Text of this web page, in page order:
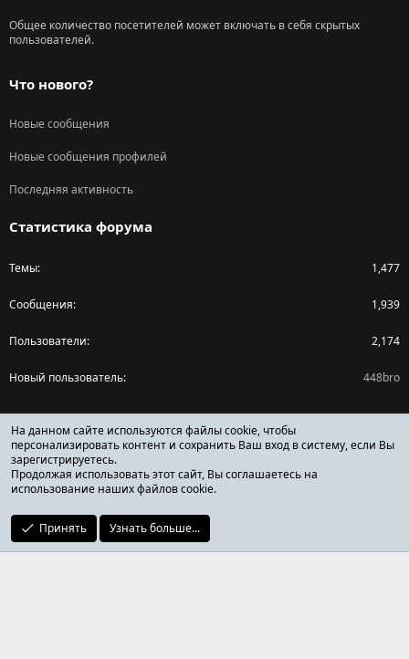
Общее количество посетителей может включать в себя скрытых
пользователей.
Что нового?
Новые сообщения
Новые сообщения профилей
Последняя активность
Статистика форума
Темы 1,477
Сообщения 1,939
Пользователи 2,174
Новый пользователь 448bro
Поделиться страницей
Facebook
X (Twitter)
Reddit
ОТЗЫВЫ ОНЛАЙН ФОРУМ
На данном сайте используются файлы cookie, чтобы
персонализировать контент и сохранить Ваш вход в систему, если Вы
зарегистрируетесь.
Продолжая использовать этот сайт, Вы соглашаетесь на
использование наших файлов cookie.
Принять Узнать больше...